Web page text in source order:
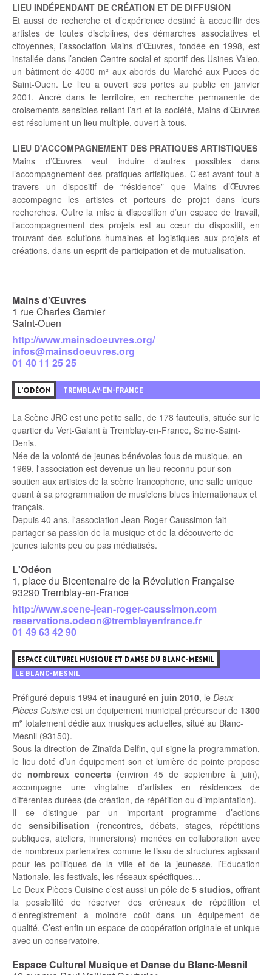
LIEU INDÉPENDANT DE CRÉATION ET DE DIFFUSION
Et aussi de recherche et d’expérience destiné à accueillir des
artistes de toutes disciplines, des démarches associatives et
citoyennes, l’association Mains d’Œuvres, fondée en 1998, est
installée dans l’ancien Centre social et sportif des Usines Valeo,
un bâtiment de 4000 m² aux abords du Marché aux Puces de
Saint-Ouen. Le lieu a ouvert ses portes au public en janvier
2001. Ancré dans le territoire, en recherche permanente de
croisements sensibles reliant l’art et la société, Mains d’Œuvres
est résolument un lieu multiple, ouvert à tous.
LIEU D'ACCOMPAGNEMENT DES PRATIQUES ARTISTIQUES
Mains d’Œuvres veut induire d’autres possibles dans
l’accompagnement des pratiques artistiques. C’est avant tout à
travers un dispositif de “résidence” que Mains d’Œuvres
accompagne les artistes et porteurs de projet dans leurs
recherches. Outre la mise à disposition d’un espace de travail,
l’accompagnement des projets est au cœur du dispositif, en
trouvant des solutions humaines et logistiques aux projets et
créations, dans un esprit de participation et de mutualisation.
Mains d'Œuvres
1 rue Charles Garnier
Saint-Ouen
http://www.mainsdoeuvres.org/
infos@mainsdoeuvres.org
01 40 11 25 25
L'ODÉON TREMBLAY-EN-FRANCE
La Scène JRC est une petite salle, de 178 fauteuils, située sur le
quartier du Vert-Galant à Tremblay-en-France, Seine-Saint-
Denis.
Née de la volonté de jeunes bénévoles fous de musique, en
1969, l'association est devenue un lieu reconnu pour son
soutien aux artistes de la scène francophone, une salle unique
quant à sa programmation de musiciens blues internationaux et
français.
Depuis 40 ans, l'association Jean-Roger Caussimon fait
partager sa passion de la musique et de la découverte de
jeunes talents peu ou pas médiatisés.
L'Odéon
1, place du Bicentenaire de la Révolution Française
93290 Tremblay-en-France
http://www.scene-jean-roger-caussimon.com
reservations.odeon@tremblayenfrance.fr
01 49 63 42 90
ESPACE CULTUREL MUSIQUE ET DANSE DU BLANC-MESNIL
LE BLANC-MESNIL
Préfiguré depuis 1994 et inauguré en juin 2010, le Deux
Pièces Cuisine est un équipement municipal précurseur de 1300
m² totalement dédié aux musiques actuelles, situé au Blanc-
Mesnil (93150).
Sous la direction de Zinaïda Delfin, qui signe la programmation,
le lieu doté d’un équipement son et lumière de pointe propose
de nombreux concerts (environ 45 de septembre à juin),
accompagne une vingtaine d’artistes en résidences de
différentes durées (de création, de répétition ou d’implantation).
Il se distingue par un important programme d’actions
de sensibilisation (rencontres, débats, stages, répétitions
publiques, ateliers, immersions) menées en collaboration avec
de nombreux partenaires comme le tissu de structures agissant
pour les politiques de la ville et de la jeunesse, l’Education
Nationale, les festivals, les réseaux spécifiques…
Le Deux Pièces Cuisine c’est aussi un pôle de 5 studios, offrant
la possibilité de réserver des créneaux de répétition et
d’enregistrement à moindre coût dans un équipement de
qualité. C’est enfin un espace de coopération originale et unique
avec un conservatoire.
Espace Culturel Musique et Danse du Blanc-Mesnil